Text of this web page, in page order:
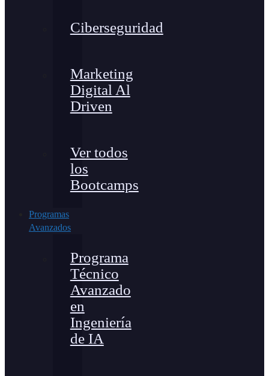
Ciberseguridad
Marketing
Digital Al
Driven
Ver todos
los
Bootcamps
Programas
Avanzados
Programa
Técnico
Avanzado
en
Ingeniería
de IA